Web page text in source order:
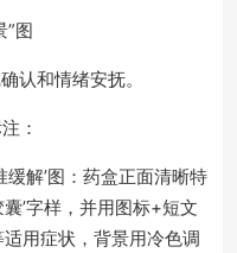
”图
认和情绪安抚。
：
解’图：药盒正面清晰特
’字样，并用图标+短文
适用症状，背景用冷色调